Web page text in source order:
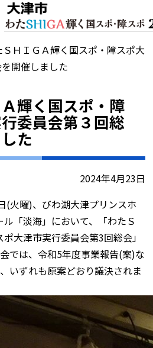
ＳＨＩＧＡ輝く国スポ・障スポ大
開催しました
輝く国スポ・障
委員会第３回総
た
2024年4月23日
火曜)、びわ湖大津プリンスホ
「淡海」において、「わたＳ
大津市実行委員会第3回総会」
では、令和5年度事業報告(案)な
いずれも原案どおり議決されま